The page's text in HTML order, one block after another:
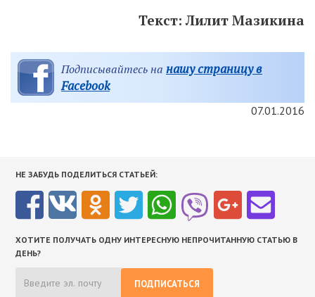
Текст: Лилит Мазикина
Подписывайтесь на нашу страницу в
Facebook
07.01.2016
НЕ ЗАБУДЬ ПОДЕЛИТЬСЯ СТАТЬЕЙ:
ХОТИТЕ ПОЛУЧАТЬ ОДНУ ИНТЕРЕСНУЮ НЕПРОЧИТАННУЮ СТАТЬЮ В
ДЕНЬ?
ПОДПИСАТЬСЯ